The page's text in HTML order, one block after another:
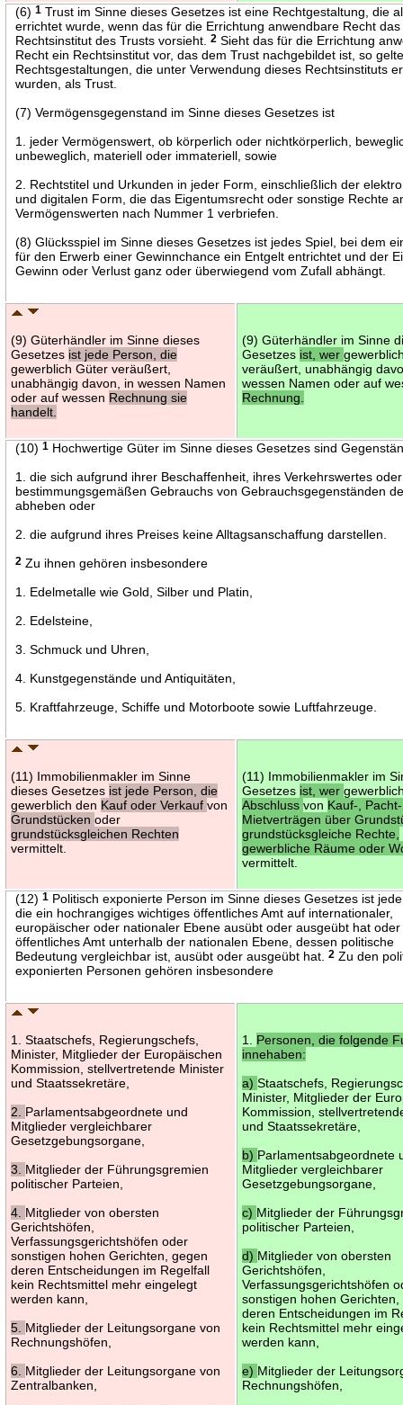
(6)1 Trust im Sinne dieses Gesetzes ist eine Rechtgestaltung, die
errichtet wurde, wenn das für die Errichtung anwendbare Recht das
Rechtsinstitut des Trusts vorsieht.2 Sieht das für die Errichtung
Recht ein Rechtsinstitut vor, das dem Trust nachgebildet ist, so
Rechtsgestaltungen, die unter Verwendung dieses Rechtsinstituts
wurden, als Trust.
(7) Vermögensgegenstand im Sinne dieses Gesetzes ist
1. jeder Vermögenswert, ob körperlich oder nichtkörperlich,
unbeweglich, materiell oder immateriell, sowie
2. Rechtstitel und Urkunden in jeder Form, einschließlich der
und digitalen Form, die das Eigentumsrecht oder sonstige Rechte
Vermögenswerten nach Nummer 1 verbriefen.
(8) Glücksspiel im Sinne dieses Gesetzes ist jedes Spiel, bei dem
für den Erwerb einer Gewinnchance ein Entgelt entrichtet und der
Gewinn oder Verlust ganz oder überwiegend vom Zufall abhängt.
(9) Güterhändler im Sinne dieses
Gesetzes ist jede Person, die
gewerblich Güter veräußert,
unabhängig davon, in wessen Namen
oder auf wessen Rechnung sie
handelt.
(9) Güterhändler im Sinne
Gesetzes ist, wer
veräußert, unabhängig
wessen Namen oder auf
Rechnung.
(10)1 Hochwertige Güter im Sinne dieses Gesetzes sind
1. die sich aufgrund ihrer Beschaffenheit, ihres Verkehrswertes
bestimmungsgemäßen Gebrauchs von Gebrauchsgegenständen
abheben oder
2. die aufgrund ihres Preises keine Alltagsanschaffung darstellen.
2 Zu ihnen gehören insbesondere
1. Edelmetalle wie Gold, Silber und Platin,
2. Edelsteine,
3. Schmuck und Uhren,
4. Kunstgegenstände und Antiquitäten,
5. Kraftfahrzeuge, Schiffe und Motorboote sowie Luftfahrzeuge.
(11) Immobilienmakler im Sinne
dieses Gesetzes ist jede Person, die
gewerblich den Kauf oder Verkaufvon
Grundstückenoder
grundstücksgleichen Rechten
vermittelt.
(11) Immobilienmakler im
Gesetzes ist, wer
Abschlussvon Kauf-,
Mietverträgen über
grundstücksgleiche Rechte,
gewerbliche Räume oder
vermittelt.
(12)1 Politisch exponierte Person im Sinne dieses Gesetzes ist
die ein hochrangiges wichtiges öffentliches Amt auf internationaler,
europäischer oder nationaler Ebene ausübt oder ausgeübt hat
öffentliches Amt unterhalb der nationalen Ebene, dessen politische
Bedeutung vergleichbar ist, ausübt oder ausgeübt hat.2 Zu den
exponierten Personen gehören insbesondere
1. Staatschefs, Regierungschefs,
Minister, Mitglieder der Europäischen
Kommission, stellvertretende Minister
und Staatssekretäre,
2. Parlamentsabgeordnete und
Mitglieder vergleichbarer
Gesetzgebungsorgane,
3. Mitglieder der Führungsgremien
politischer Parteien,
4. Mitglieder von obersten
Gerichtshöfen,
Verfassungsgerichtshöfen oder
sonstigen hohen Gerichten, gegen
deren Entscheidungen im Regelfall
kein Rechtsmittel mehr eingelegt
werden kann,
5. Mitglieder der Leitungsorgane von
Rechnungshöfen,
6. Mitglieder der Leitungsorgane von
Zentralbanken,
1. Personen, die folgende
innehaben:
a)Staatschefs,
Minister, Mitglieder der
Kommission,
und Staatssekretäre,
b) Parlamentsabgeordnete
Mitglieder vergleichbarer
Gesetzgebungsorgane,
c) Mitglieder der
politischer Parteien,
d) Mitglieder von obersten
Gerichtshöfen,
Verfassungsgerichtshöfen
sonstigen hohen Gerichten,
deren Entscheidungen im
kein Rechtsmittel mehr
werden kann,
e) Mitglieder der
Rechnungshöfen,